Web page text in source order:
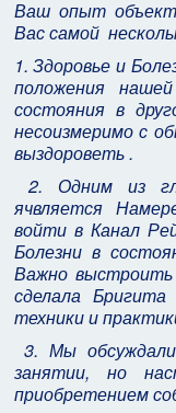
Ваш опыт
Вас самой
1. Здоровье и
положения
состояния в
несоизмеримо с
выздороветь .
2. Одним из
ячвляется
войти в Канал
Болезни в
Важно выстроить
сделала
техники и
3. Мы
занятии, но
приобретением